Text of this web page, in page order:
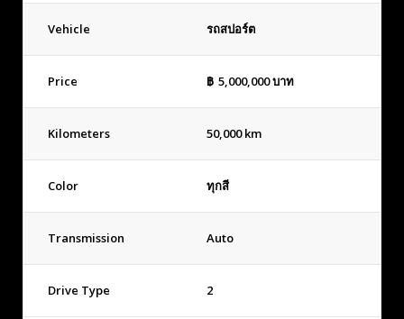
Vehicle รถสปอร์ต
Price ฿ 5,000,000บาท
Kilometers 50,000 km
Color ทุกสี
Transmission Auto
Drive Type 2